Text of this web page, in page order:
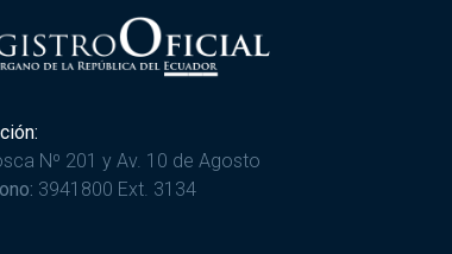
Nº 201 y Av. 10 de Agosto
3941800 Ext. 3134